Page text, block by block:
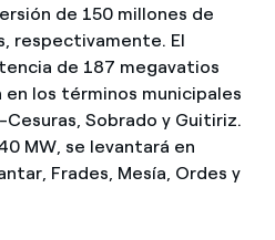
de 150 millones de
respectivamente. El
de 187 megavatios
en los términos municipales
Sobrado y Guitiriz.
MW, se levantará en
Frades, Mesía, Ordes y